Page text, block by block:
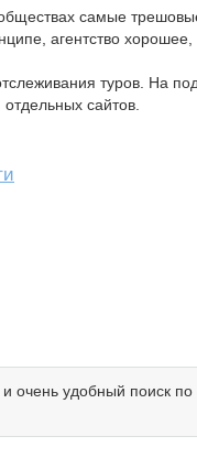
самые
агентство
туров. На
сайтов.
и очень удобный поиск